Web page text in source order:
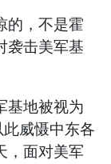
的，不是霍
袭击美军基
基地被视为
威慑中东各
，面对美军